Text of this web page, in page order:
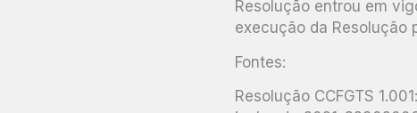
Resolução entrou em
execução da Resolução
Fontes:
Resolução CCFGTS